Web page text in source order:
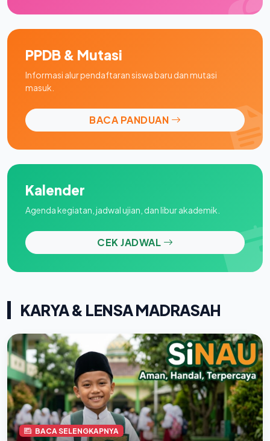
PPDB & Mutasi
Informasi alur pendaftaran siswa baru dan mutasi
masuk.
BACA PANDUAN
Kalender
Agenda kegiatan, jadwal ujian, dan libur akademik.
CEK JADWAL
KARYA & LENSA MADRASAH
BACA SELENGKAPNYA